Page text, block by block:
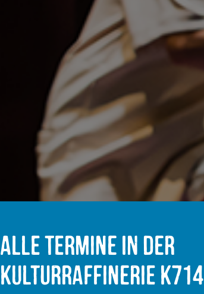
Alle Termine in der
Kulturraffinerie K714